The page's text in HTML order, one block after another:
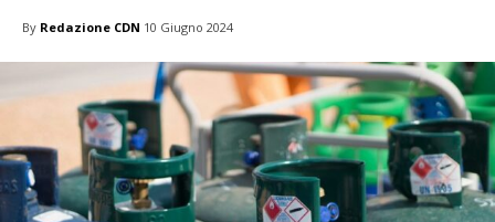
By Redazione CDN 10 Giugno 2024